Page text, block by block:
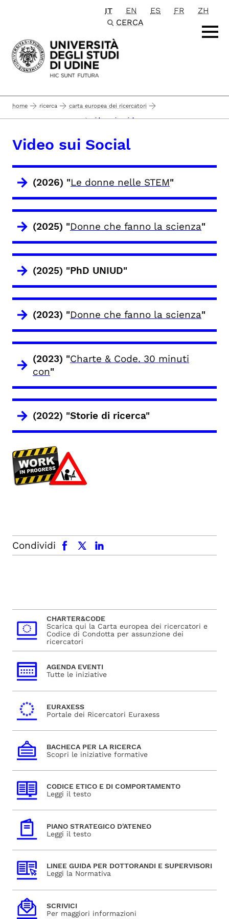
Passa al contenuto principale
IT EN ES FR
ZH
CERCA
home ricerca carta europea dei ricercatori
iniziative di divulgazione video sui social
Video sui Social
(2026) "Le donne nelle STEM"
(2025) "Donne che fanno la scienza"
(2025) "PhD UNIUD"
(2023) "Donne che fanno la scienza"
(2023) "Charte & Code. 30 minuti
con"
(2022) "Storie di ricerca"
Condividi
facebook x.com linkedin
CHARTER&CODE
Scarica qui la Carta europea dei ricercatori e
Codice di Condotta per assunzione dei
ricercatori
AGENDA EVENTI
Tutte le iniziative
EURAXESS
Portale dei Ricercatori Euraxess
BACHECA PER LA RICERCA
Scopri le iniziative formative
CODICE ETICO E DI COMPORTAMENTO
Leggi il testo
PIANO STRATEGICO D'ATENEO
Leggi il testo
LINEE GUIDA PER DOTTORANDI E SUPERVISORI
Leggi la Normativa
SCRIVICI
Per maggiori informazioni